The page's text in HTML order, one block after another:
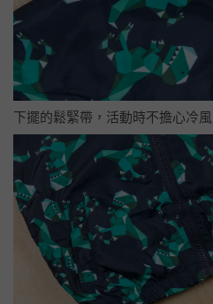
下擺的鬆緊帶，活動時不擔心冷